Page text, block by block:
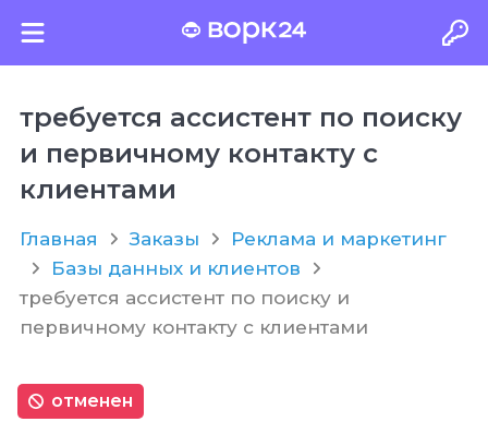
требуется ассистент по поиску
и первичному контакту с
клиентами
Главная Заказы
Реклама и маркетинг
Базы данных и клиентов
требуется ассистент по поиску и
первичному контакту с клиентами
отменен